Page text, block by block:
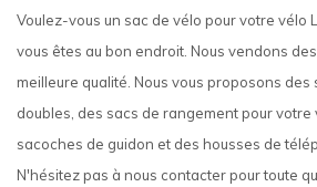
Voulez-vous un sac de vélo pour votre vélo
vous êtes au bon endroit. Nous vendons
meilleure qualité. Nous vous proposons
doubles, des sacs de rangement pour votre
sacoches de guidon et des housses de
N'hésitez pas à nous contacter pour toute